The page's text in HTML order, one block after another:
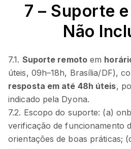
7 – Suporte
Não
7.1. Suporte remotoem
úteis, 09h–18h, Brasília/DF),
resposta em até 48h úteis,
indicado pela Dyona.
7.2. Escopo do suporte: (a)
verificação de funcionamento
orientações de boas práticas;